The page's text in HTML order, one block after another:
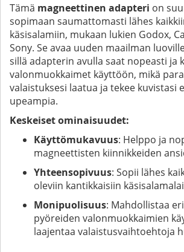
Tämä magneettinen adapteri on
sopimaan saumattomasti lähes
käsisalamiin, mukaan lukien Godox,
Sony. Se avaa uuden maailman
sillä adapterin avulla saat nopeasti ja
valonmuokkaimet käyttöön, mikä
valaistuksesi laatua ja tekee kuvistasi
upeampia.
Keskeiset ominaisuudet:
Käyttömukavuus: Helppo ja
magneettisten kiinnikkeiden
Yhteensopivuus: Sopii lähes
oleviin kantikkaisiin
Monipuolisuus: Mahdollistaa
pyöreiden valonmuokkaimien
laajentaa valaistusvaihtoehtoja